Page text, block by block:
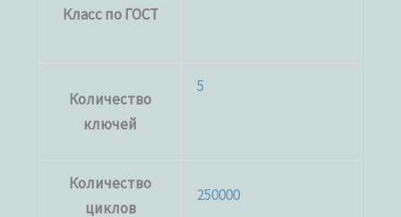
Класс по ГОСТ
Количество
ключей
5
Количество
циклов
250000